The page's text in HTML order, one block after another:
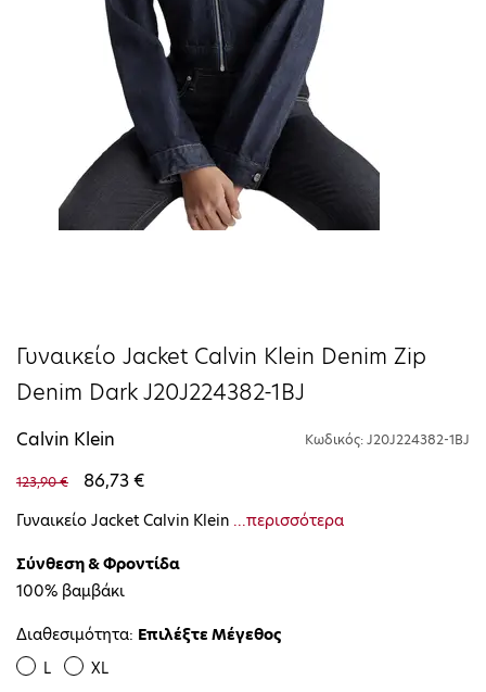
Γυναικείο Jacket Calvin Klein Denim Zip
Denim Dark J20J224382-1BJ
Calvin Klein Κωδικός: J20J224382-1BJ
123,90 € 86,73 €
Γυναικείο Jacket Calvin Klein ...περισσότερα
Σύνθεση & Φροντίδα
100% βαμβάκι
Διαθεσιμότητα: Επιλέξτε Μέγεθος
L XL